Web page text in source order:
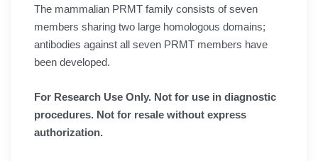
The mammalian PRMT family consists of seven
members sharing two large homologous domains;
antibodies against all seven PRMT members have
been developed.
For Research Use Only. Not for use in diagnostic
procedures. Not for resale without express
authorization.